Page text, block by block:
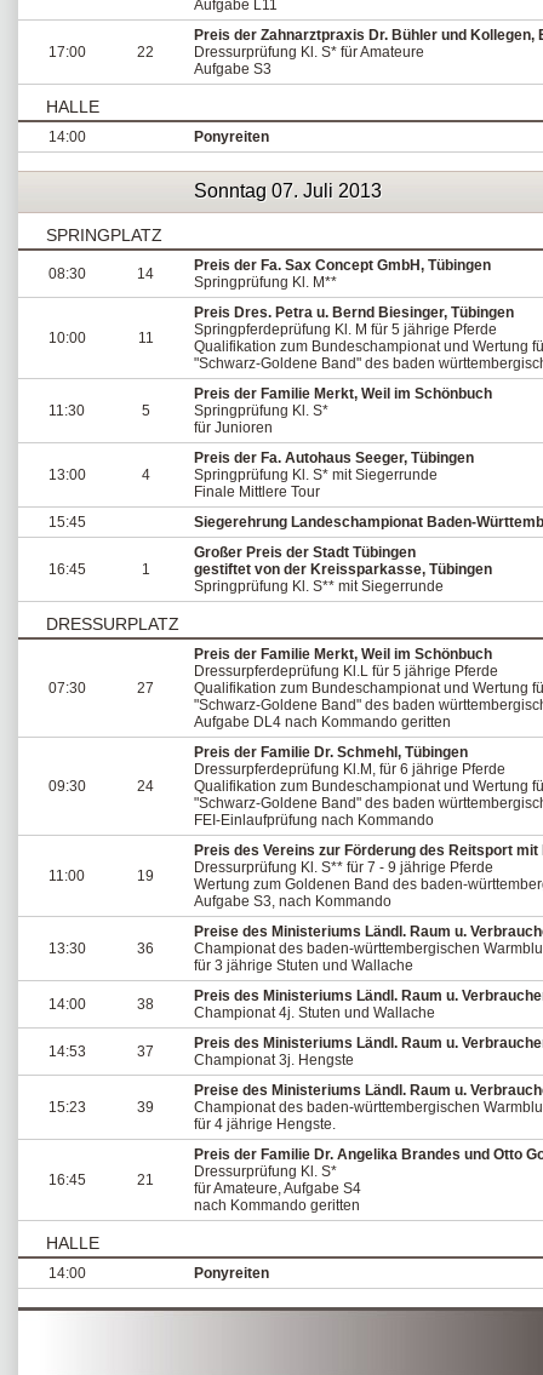
Aufgabe L11
17:00 22
Preis der Zahnarztpraxis Dr. Bühler und Kollegen,
Dressurprüfung Kl. S* für Amateure
Aufgabe S3
HALLE
14:00 Ponyreiten
Sonntag 07. Juli 2013
SPRINGPLATZ
08:30 14
Preis der Fa. Sax Concept GmbH, Tübingen
Springprüfung Kl. M**
10:00 11
Preis Dres. Petra u. Bernd Biesinger, Tübingen
Springpferdeprüfung Kl. M für 5 jährige Pferde
Qualifikation zum Bundeschampionat und Wertung
"Schwarz-Goldene Band" des baden
11:30 5
Preis der Familie Merkt, Weil im Schönbuch
Springprüfung Kl. S*
für Junioren
13:00 4
Preis der Fa. Autohaus Seeger, Tübingen
Springprüfung Kl. S* mit Siegerrunde
Finale Mittlere Tour
15:45
Siegerehrung Landeschampionat Baden-
16:45 1
Großer Preis der Stadt Tübingen
gestiftet von der Kreissparkasse, Tübingen
Springprüfung Kl. S** mit Siegerrunde
DRESSURPLATZ
07:30 27
Preis der Familie Merkt, Weil im Schönbuch
Dressurpferdeprüfung Kl.L für 5 jährige Pferde
Qualifikation zum Bundeschampionat und Wertung
"Schwarz-Goldene Band" des baden
Aufgabe DL4 nach Kommando geritten
09:30 24
Preis der Familie Dr. Schmehl, Tübingen
Dressurpferdeprüfung Kl.M, für 6 jährige Pferde
Qualifikation zum Bundeschampionat und Wertung
"Schwarz-Goldene Band" des baden
FEI-Einlaufprüfung nach Kommando
11:00 19
Preis des Vereins zur Förderung des Reitsport mit
Dressurprüfung Kl. S** für 7 - 9 jährige Pferde
Wertung zum Goldenen Band des baden-
Aufgabe S3, nach Kommando
13:30 36
Preise des Ministeriums Ländl. Raum u.
Championat des baden-württembergischen
für 3 jährige Stuten und Wallache
14:00 38
Preis des Ministeriums Ländl. Raum u.
Championat 4j. Stuten und Wallache
14:53 37
Preis des Ministeriums Ländl. Raum u.
Championat 3j. Hengste
15:23 39
Preise des Ministeriums Ländl. Raum u.
Championat des baden-württembergischen
für 4 jährige Hengste.
16:45 21
Preis der Familie Dr. Angelika Brandes und Otto
Dressurprüfung Kl. S*
für Amateure, Aufgabe S4
nach Kommando geritten
HALLE
14:00 Ponyreiten